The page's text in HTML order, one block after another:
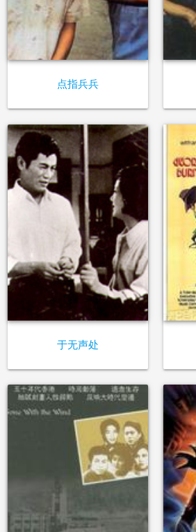
点指兵兵
于无声处